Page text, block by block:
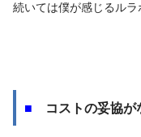
続いては僕が感じるルラ
■ コストの妥協が